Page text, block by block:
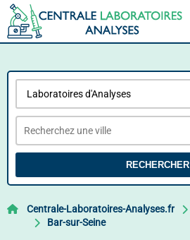
RECHERCHER
Centrale-Laboratoires-Analyses.fr
Bar-sur-Seine